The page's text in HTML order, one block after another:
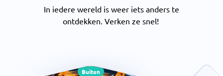
In iedere wereld is weer iets anders te
ontdekken. Verken ze snel!
Buiten